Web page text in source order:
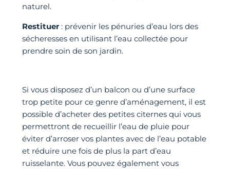
naturel.
Restituer: prévenir les pénuries d’eau lors des
sécheresses en utilisant l’eau collectée pour
prendre soin de son jardin.
Si vous disposez d’un balcon ou d’une surface
trop petite pour ce genre d’aménagement, il est
possible d’acheter des petites citernes qui vous
permettront de recueillir l’eau de pluie pour
éviter d’arroser vos plantes avec de l’eau potable
et réduire une fois de plus la part d’eau
ruisselante. Vous pouvez également vous